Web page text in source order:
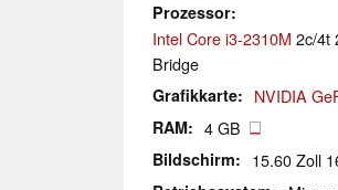
Prozessor
Intel Core i3-2310M 2c/4t
Bridge
Grafikkarte NVIDIA
RAM 4 GB
Bildschirm 15.60 Zoll